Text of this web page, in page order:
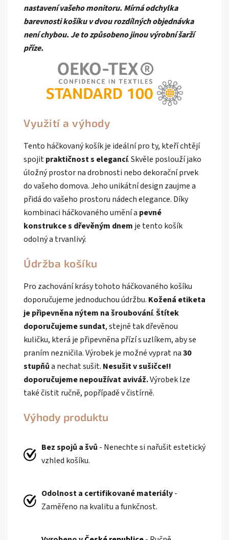
nastavení vašeho monitoru. Mírná odchylka
barevnosti košíku v dvou rozdílných objednávka
není chybou. Je to způsobeno jinou výrobní šarží
příze.
Využití a výhody
Tento háčkovaný košík je ideální pro ty, kteří chtějí
spojitpraktičnost s elegancí. Skvěle poslouží jako
úložný prostor na drobnosti nebo dekorační prvek
do vašeho domova. Jeho unikátní design zaujme a
přidá do vašeho prostoru nádech elegance. Díky
kombinaci háčkovaného umění a pevné
konstrukce s dřevěným dnem je tento košík
odolný a trvanlivý.
Údržba košíku
Pro zachování krásy tohoto háčkovaného košíku
doporučujeme jednoduchou údržbu. Kožená etiketa
je připevněna nýtem na šroubování.Štítek
doporučujeme sundat, stejně tak dřevěnou
kuličku, která je připevněna přízí s uzlíkem, aby se
praním nezničila. Výrobek je možné vyprat na30
stupňůa nechat sušit. Nesušit v sušičce!!
doporučujemenepoužívat aviváž.Výrobek lze
také čistit ručně, popřípadě v čistírně.
Výhody produktu
Bez spojů a švů - Nenechte si nařušit estetický
vzhled košíku.
Odolnost a certifikované materiály-
Zaměřeno na kvalitu a funkčnost.